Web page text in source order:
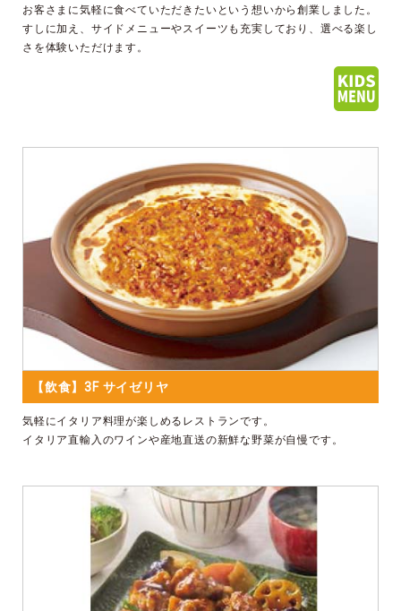
お客さまに気軽に食べていただきたいという想いから創業しました。
すしに加え、サイドメニューやスイーツも充実しており、選べる楽し
さを体験いただけます。
【飲食】3F サイゼリヤ
気軽にイタリア料理が楽しめるレストランです。
イタリア直輸入のワインや産地直送の新鮮な野菜が自慢です。